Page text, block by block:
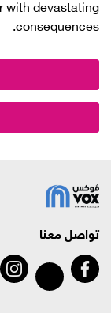
with devastating
consequences.
تواصل معنا